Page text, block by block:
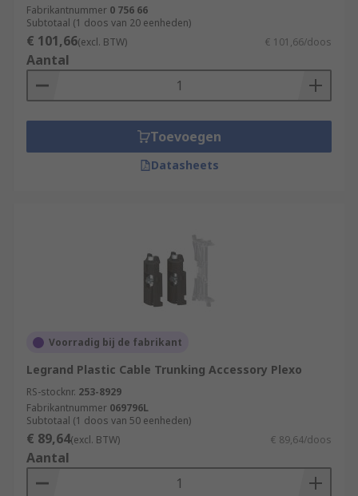
Fabrikantnummer 0 756 66
Subtotaal (1 doos van 20 eenheden)
€ 101,66(excl. BTW) € 101,66/doos
Aantal
Toevoegen
Datasheets
Voorradig bij de fabrikant
Legrand Plastic Cable Trunking Accessory Plexo
RS-stocknr. 253-8929
Fabrikantnummer 069796L
Subtotaal (1 doos van 50 eenheden)
€ 89,64(excl. BTW) € 89,64/doos
Aantal